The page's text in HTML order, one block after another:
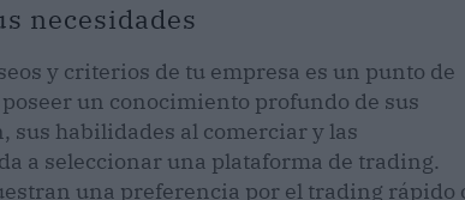
necesidades
y criterios de tu empresa es un punto de
un conocimiento profundo de sus
sus habilidades al comerciar y las
a seleccionar una plataforma de trading.
una preferencia por el trading rápido